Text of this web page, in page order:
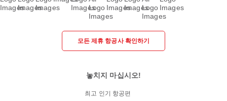
모든 제휴 항공사 확인하기
놓치지 마십시오!
최고 인기 항공편